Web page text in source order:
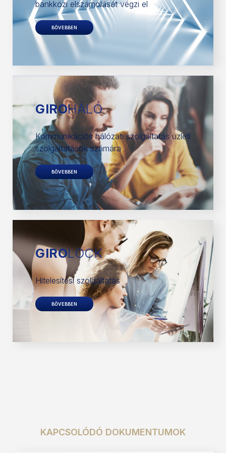
bankközi elszámolását végzi el
BŐVEBBEN
GIROHÁLÓ
Kommunikációs hálózati szolgáltatás üzleti
szolgáltatások számára
BŐVEBBEN
GIROLOCK
Hitelesítési szolgáltatás
BŐVEBBEN
KAPCSOLÓDÓ DOKUMENTUMOK